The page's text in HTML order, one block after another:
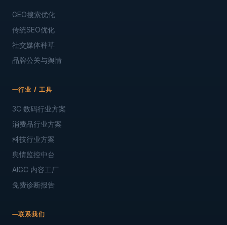
GEO搜索优化
传统SEO优化
社交媒体种草
品牌公关与舆情
行业 / 工具
3C 数码行业方案
消费品行业方案
科技行业方案
舆情监控中台
AIGC 内容工厂
免费诊断报告
联系我们